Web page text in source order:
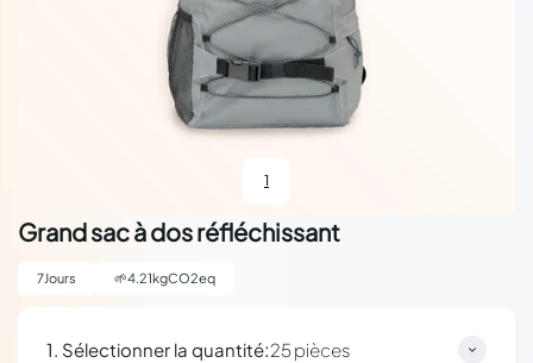
1
Grand sac à dos réfléchissant
7Jours 🌱4.21kgCO2eq
1. Sélectionner la quantité:25 pièces